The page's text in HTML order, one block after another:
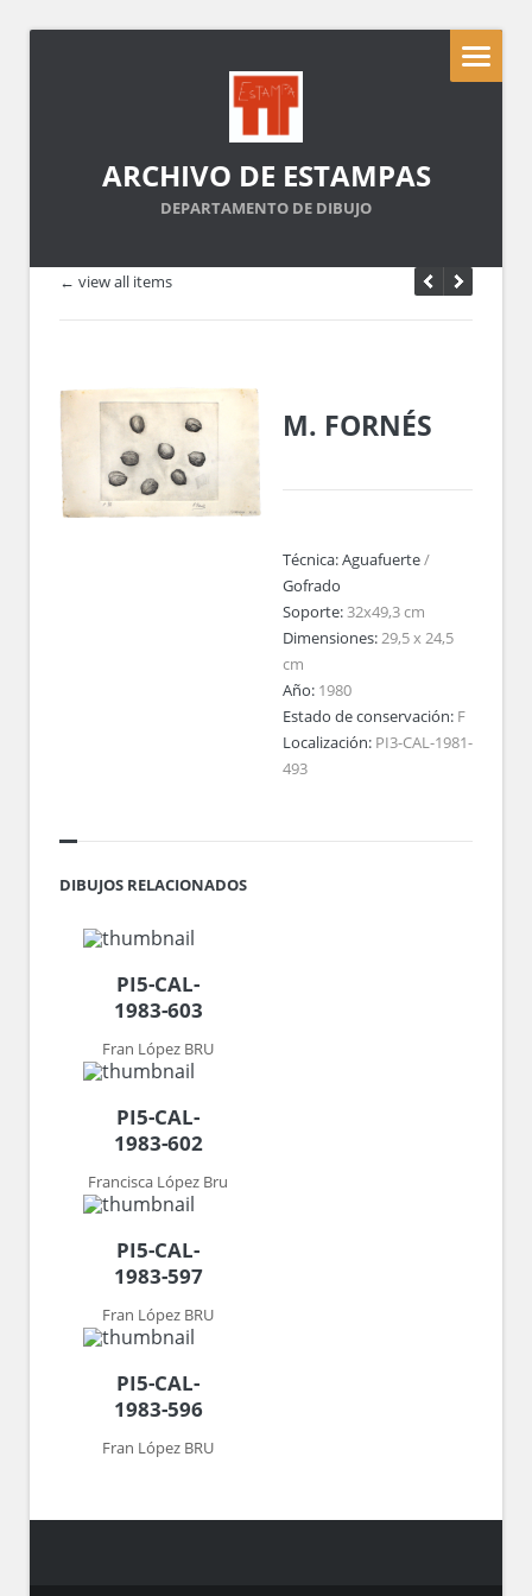
ARCHIVO DE ESTAMPAS
DEPARTAMENTO DE DIBUJO
← view all items
M. FORNÉS
Técnica:Aguafuerte/
Gofrado
Soporte:32x49,3 cm
Dimensiones:29,5 x 24,5
cm
Año: 1980
Estado de conservación: F
Localización: PI3-CAL-1981-
493
DIBUJOS RELACIONADOS
PI5-CAL-
1983-603
Fran López BRU
PI5-CAL-
1983-602
Francisca López Bru
PI5-CAL-
1983-597
Fran López BRU
PI5-CAL-
1983-596
Fran López BRU